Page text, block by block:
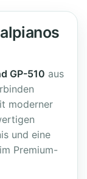
GP-510 aus
moderner
und eine
Premium-